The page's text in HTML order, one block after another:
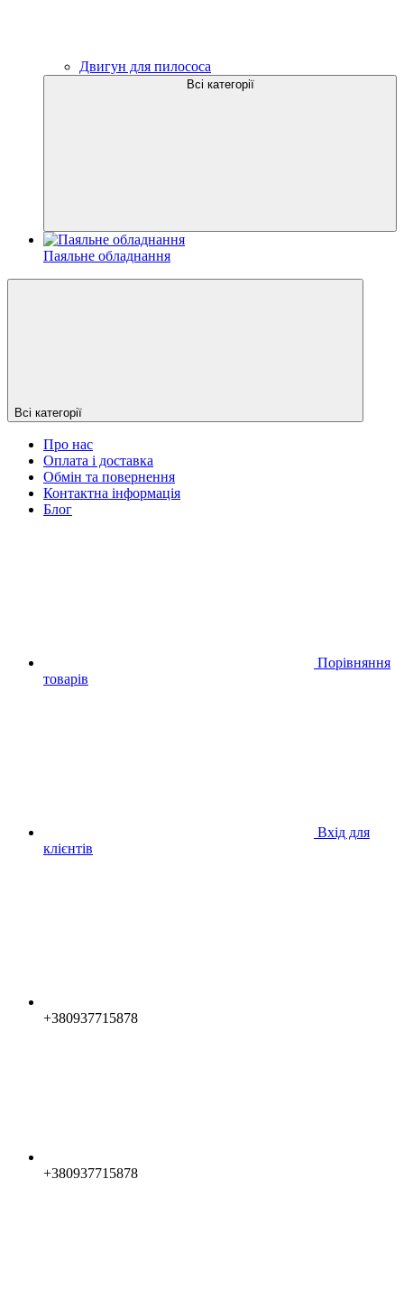
Двигун для пилососа
Всі категорії
Паяльне обладнання
Всі категорії
Про нас
Оплата і доставка
Обмін та повернення
Контактна інформація
Блог
Порівняння
товарів
Вхід для
клієнтів
+380937715878
+380937715878